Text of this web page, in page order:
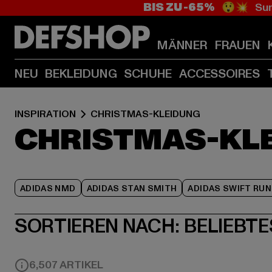
BIS ZU -65% 😲💥
MÄNNER FRAUEN
NEU BEKLEIDUNG SCHUHE ACCESSOIRES
INSPIRATION CHRISTMAS-KLEIDUNG
CHRISTMAS-
ADIDAS NMD ADIDAS STAN SMITH ADIDAS SWIFT RUN
SORTIEREN NACH:
6,507 ARTIKEL